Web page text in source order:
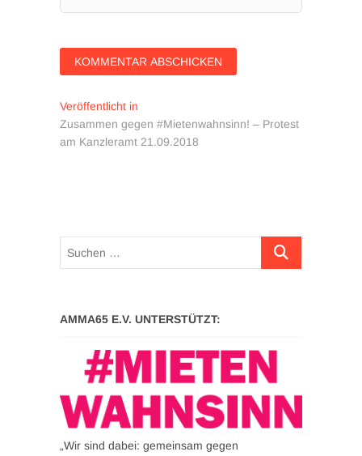
Beitragsnavigation
Veröffentlicht in
Zusammen gegen #Mietenwahnsinn! – Protest
am Kanzleramt 21.09.2018
Suchen …
AMMA65 E.V. UNTERSTÜTZT:
„Wir sind dabei: gemeinsam gegen